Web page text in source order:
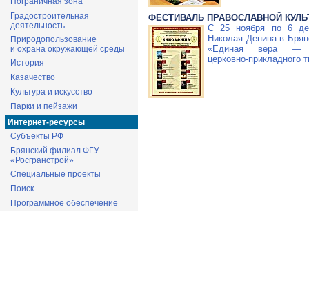
Градостроительная
деятельность
Природопользование
и охрана окружающей среды
История
Казачество
Культура и искусство
Парки и пейзажи
Интернет-ресурсы
Субъекты РФ
Брянский филиал ФГУ
«Росгранстрой»
Специальные проекты
Поиск
Программное обеспечение
ФЕСТИВАЛЬ ПРАВОСЛАВНОЙ
С 25 ноября по 6
Николая Денина в
«Единая вера
церковно-прикладного